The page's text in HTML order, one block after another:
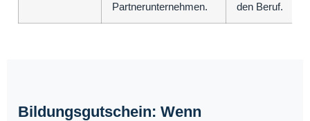
Partnerunternehmen.
den Beruf.
Bildungsgutschein: Wenn